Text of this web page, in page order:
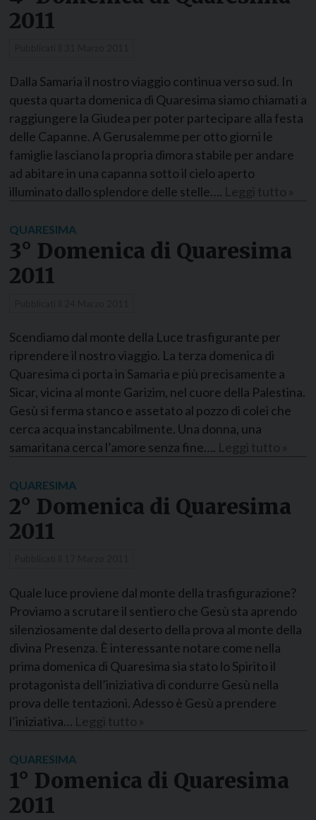
2011
Dalla Samaria il nostro viaggio continua verso sud. In
questa quarta domenica di Quaresima siamo chiamati a
raggiungere la Giudea per poter partecipare alla festa
delle Capanne. A Gerusalemme per otto giorni le
famiglie lasciano la propria dimora stabile per andare
ad abitare in una capanna sotto il cielo aperto
illuminato dallo splendore delle stelle….
QUARESIMA
3° Domenica di Quaresima
2011
Scendiamo dal monte della Luce trasfigurante per
riprendere il nostro viaggio. La terza domenica di
Quaresima ci porta in Samaria e più precisamente a
Sicar, vicina al monte Garizim, nel cuore della Palestina.
Gesù si ferma stanco e assetato al pozzo di colei che
cerca acqua instancabilmente. Una donna, una
samaritana cerca l’amore senza fine….
QUARESIMA
2° Domenica di Quaresima
2011
Quale luce proviene dal monte della trasfigurazione?
Proviamo a scrutare il sentiero che Gesù sta aprendo
silenziosamente dal deserto della prova al monte della
divina Presenza. È interessante notare come nella
prima domenica di Quaresima sia stato lo Spirito il
protagonista dell’iniziativa di condurre Gesù nella
prova delle tentazioni. Adesso è Gesù a prendere
l’iniziativa…
QUARESIMA
1° Domenica di Quaresima
2011